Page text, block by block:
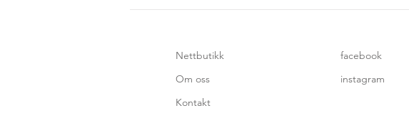
Nettbutikk
Om oss
Kontakt
facebook
instagram